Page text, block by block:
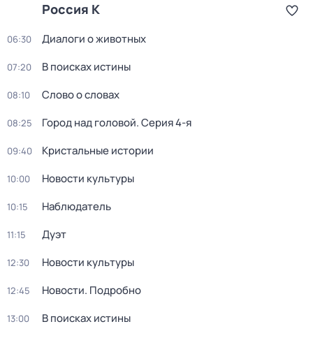
Россия К
06:30 Диалоги о животных
07:20 В поисках истины
08:10 Слово о словах
08:25 Город над головой. Серия 4-я
09:40 Кристальные истории
10:00 Новости культуры
10:15 Наблюдатель
11:15 Дуэт
12:30 Новости культуры
12:45 Новости. Подробно
13:00 В поисках истины